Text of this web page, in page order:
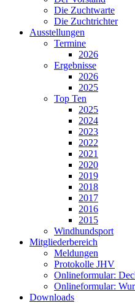
Die Zuchtwarte
Die Zuchtrichter
Ausstellungen
Termine
2026
Ergebnisse
2026
2025
Top Ten
2025
2024
2023
2022
2021
2020
2019
2018
2017
2016
2015
Windhundsport
Mitgliederbereich
Meldungen
Protokolle JHV
Onlineformular:
Onlineformular:
Downloads